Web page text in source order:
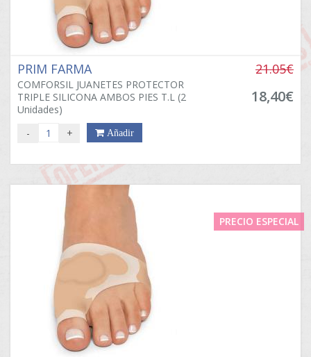
PRIM FARMA
COMFORSIL JUANETES PROTECTOR
TRIPLE SILICONA AMBOS PIES T.L (2
Unidades)
21.05€
18,40€
- + Añadir
PRECIO ESPECIAL